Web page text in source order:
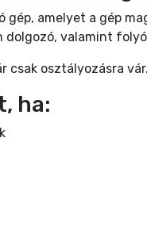
amelyet a gép
valamint
csak osztályozásra vár.
ha: